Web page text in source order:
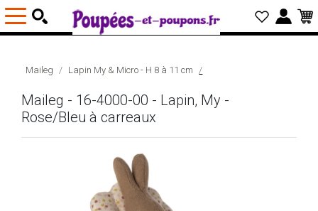
Maileg Lapin My & Micro - H 8 à 11 cm
Maileg - 16-4000-00 - Lapin, My -
Rose/Bleu à carreaux